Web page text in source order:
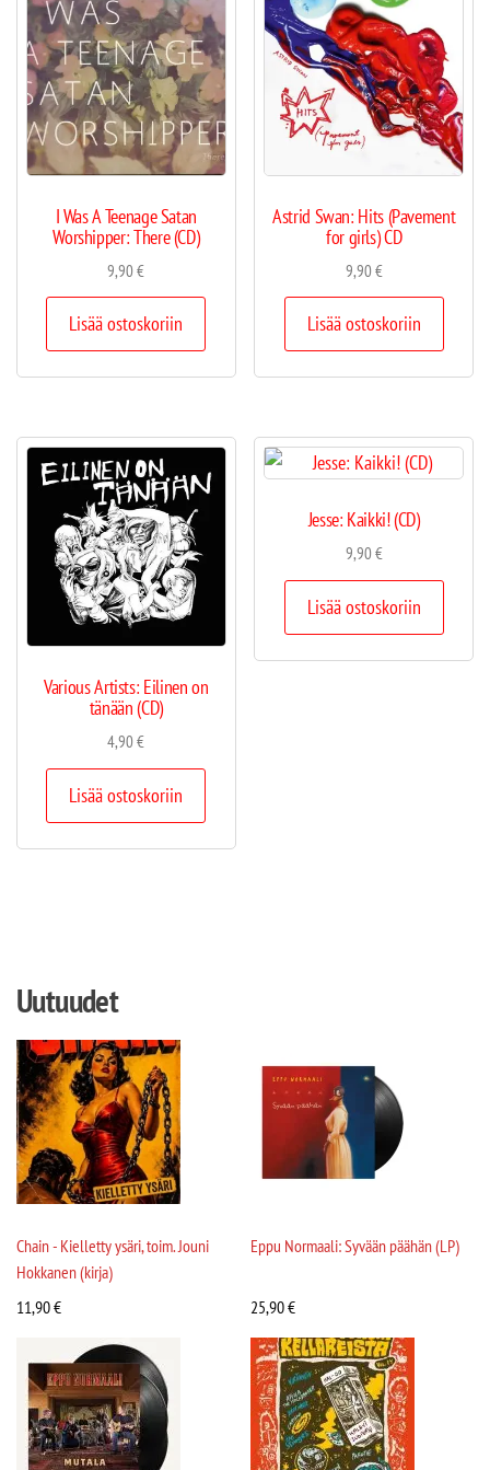
I Was A Teenage Satan
Worshipper: There (CD)
9,90€
Lisää ostoskoriin
Astrid Swan: Hits (Pavement
for girls) CD
9,90€
Lisää ostoskoriin
Various Artists: Eilinen on
tänään (CD)
4,90€
Lisää ostoskoriin
Jesse: Kaikki! (CD)
9,90€
Lisää ostoskoriin
Uutuudet
Chain - Kielletty ysäri, toim. Jouni
Hokkanen (kirja)
11,90€
Eppu Normaali: Syvään päähän (LP)
25,90€